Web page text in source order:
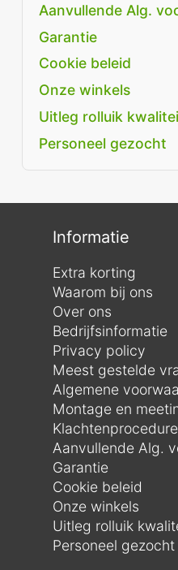
Aanvullende Alg.
Garantie
Cookie beleid
Onze winkels
Uitleg rolluik
Personeel gezocht
Informatie
Extra korting
Waarom bij ons
Over ons
Bedrijfsinformatie
Privacy policy
Meest gestelde
Algemene
Montage en
Klachtenprocedure
Aanvullende Alg.
Garantie
Cookie beleid
Onze winkels
Uitleg rolluik
Personeel gezocht